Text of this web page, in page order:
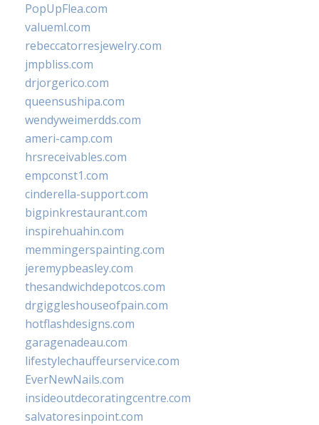
PopUpFlea.com
valueml.com
rebeccatorresjewelry.com
jmpbliss.com
drjorgerico.com
queensushipa.com
wendyweimerdds.com
ameri-camp.com
hrsreceivables.com
empconst1.com
cinderella-support.com
bigpinkrestaurant.com
inspirehuahin.com
memmingerspainting.com
jeremypbeasley.com
thesandwichdepotcos.com
drgiggleshouseofpain.com
hotflashdesigns.com
garagenadeau.com
lifestylechauffeurservice.com
EverNewNails.com
insideoutdecoratingcentre.com
salvatoresinpoint.com